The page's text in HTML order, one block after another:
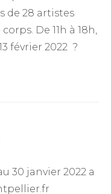
de 28 artistes
De 11h à 18h,
février 2022 ?